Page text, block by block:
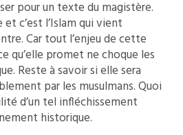
pour un texte du magistère.
et c’est l’Islam qui vient
Car tout l’enjeu de cette
qu’elle promet ne choque les
Reste à savoir si elle sera
par les musulmans. Quoi
d’un tel infléchissement
historique.